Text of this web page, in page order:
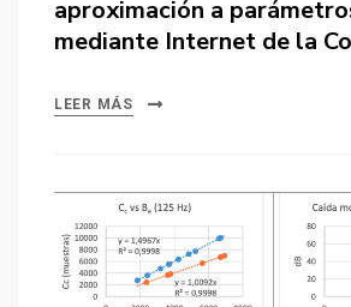
aproximación a
mediante Internet de la
LEER MÁS